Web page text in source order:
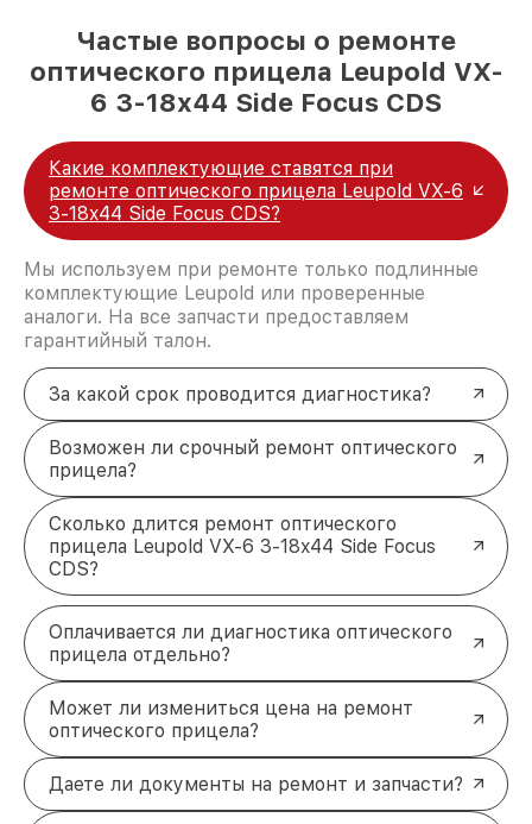
Частые вопросы о ремонте
оптического прицела Leupold VX-
6 3-18x44 Side Focus CDS
Какие комплектующие ставятся при
ремонте оптического прицела Leupold VX-6
3-18x44 Side Focus CDS?
Мы используем при ремонте только подлинные
комплектующие Leupold или проверенные
аналоги. На все запчасти предоставляем
гарантийный талон.
За какой срок проводится диагностика?
Возможен ли срочный ремонт оптического
прицела?
Сколько длится ремонт оптического
прицела Leupold VX-6 3-18x44 Side Focus
CDS?
Оплачивается ли диагностика оптического
прицела отдельно?
Может ли измениться цена на ремонт
оптического прицела?
Даете ли документы на ремонт и запчасти?